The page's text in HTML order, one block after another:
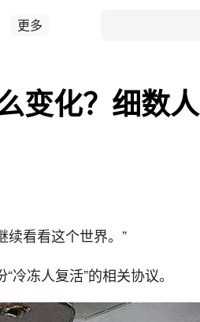
更多
变化？细数人
续看看这个世界。”
冻人复活”的相关协议。